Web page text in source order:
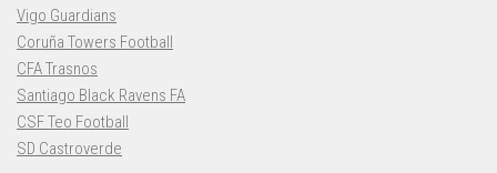
Vigo Guardians
Coruña Towers Football
CFA Trasnos
Santiago Black Ravens FA
CSF Teo Football
SD Castroverde